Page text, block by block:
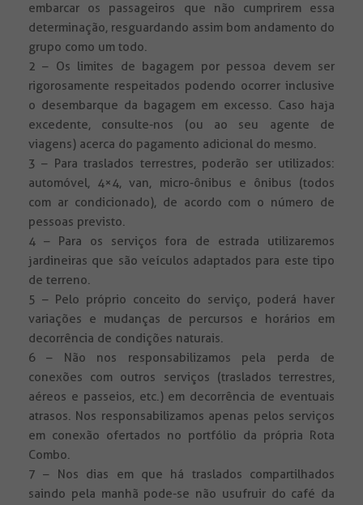
embarcar os passageiros que não cumprirem essa
determinação, resguardando assim bom andamento do
grupo como um todo.
2 – Os limites de bagagem por pessoa devem ser
rigorosamente respeitados podendo ocorrer inclusive
o desembarque da bagagem em excesso. Caso haja
excedente, consulte-nos (ou ao seu agente de
viagens) acerca do pagamento adicional do mesmo.
3 – Para traslados terrestres, poderão ser utilizados:
automóvel, 4×4, van, micro-ônibus e ônibus (todos
com ar condicionado), de acordo com o número de
pessoas previsto.
4 – Para os serviços fora de estrada utilizaremos
jardineiras que são veículos adaptados para este tipo
de terreno.
5 – Pelo próprio conceito do serviço, poderá haver
variações e mudanças de percursos e horários em
decorrência de condições naturais.
6 – Não nos responsabilizamos pela perda de
conexões com outros serviços (traslados terrestres,
aéreos e passeios, etc.) em decorrência de eventuais
atrasos. Nos responsabilizamos apenas pelos serviços
em conexão ofertados no portfólio da própria Rota
Combo.
7 – Nos dias em que há traslados compartilhados
saindo pela manhã pode-se não usufruir do café da